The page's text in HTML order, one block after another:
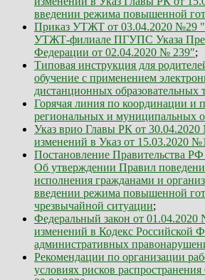
введении режима повышенной
Приказ УТЖТ от 03.04.2020 №29
УТЖТ-филиале ПГУПС Указа
Федерации от 02.04.2020 № 239";
Типовая инструкция для
обучение с применением
дистанционных образовательных
Горячая линия по координации и
региональных и муниципальных
Указ врио Главы РК от
изменений в Указ от 15.03.2020
Постановление Правительства
Об утверждении Правил
исполнения гражданами и
введении режима повышенной
чрезвычайной ситуации;
Федеральный закон от
изменений в Кодекс Российской
административных
Рекомендации по организации
условиях рисков